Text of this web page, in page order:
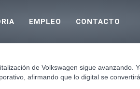
EMPLEO CONTACTO
de Volkswagen sigue avanzando.
afirmando que lo digital se